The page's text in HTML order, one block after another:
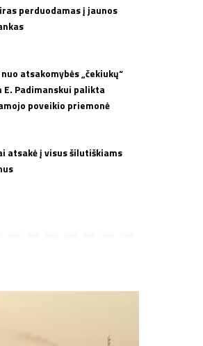
perduodamas į jaunos
atsakomybės „čekiukų“
Padimanskui palikta
poveikio priemonė
atsakė į visus šilutiškiams